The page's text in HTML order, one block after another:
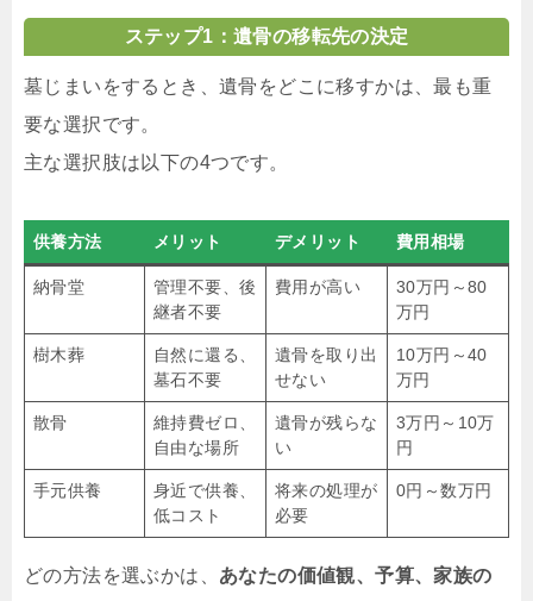
ステップ1：遺骨の移転先の決定
墓じまいをするとき、遺骨をどこに移すかは、最も重
要な選択です。
主な選択肢は以下の4つです。
供養方法 メリット デメリット 費用相場
納骨堂
管理不要、後
継者不要
費用が高い
30万円～80
万円
樹木葬
自然に還る、
墓石不要
遺骨を取り出
せない
10万円～40
万円
散骨
維持費ゼロ、
自由な場所
遺骨が残らな
い
3万円～10万
円
手元供養
身近で供養、
低コスト
将来の処理が
必要
0円～数万円
どの方法を選ぶかは、 あなたの価値観、予算、家族の